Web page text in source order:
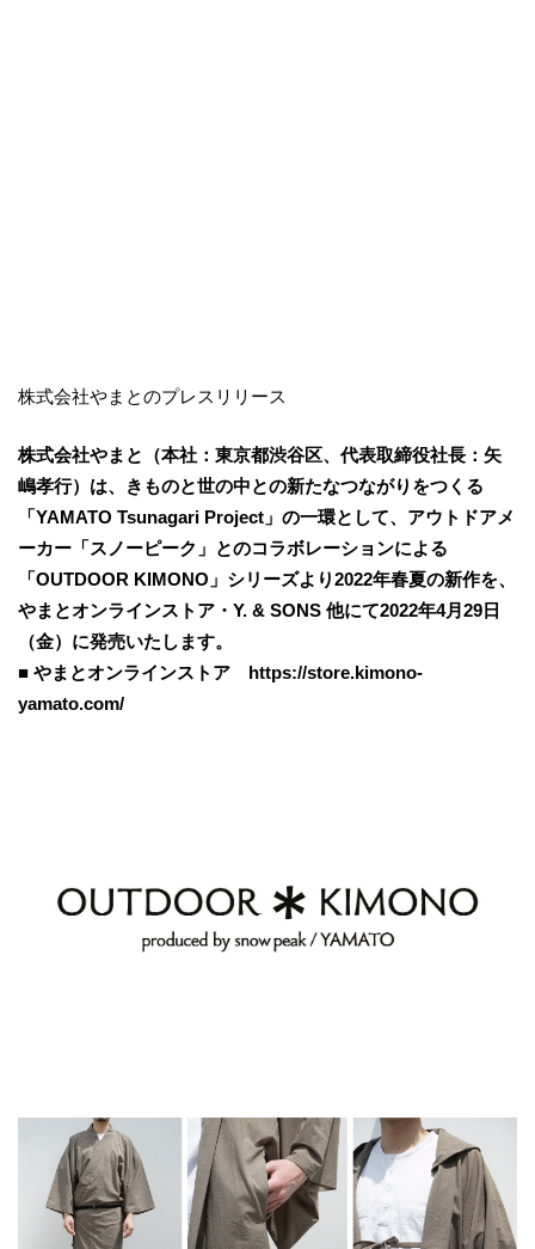
株式会社やまとのプレスリリース
​株式会社やまと（本社：東京都渋谷区、代表取締役社長：矢
嶋孝行）は、きものと世の中との新たなつながりをつくる
「YAMATO Tsunagari Project」の一環として、アウトドアメ
ーカー「スノーピーク」とのコラボレーションによる
「OUTDOOR KIMONO」シリーズより2022年春夏の新作を、
やまとオンラインストア・Y. & SONS 他にて2022年4月29日
（金）に発売いたします。
■ やまとオンラインストア https://store.kimono-
yamato.com/